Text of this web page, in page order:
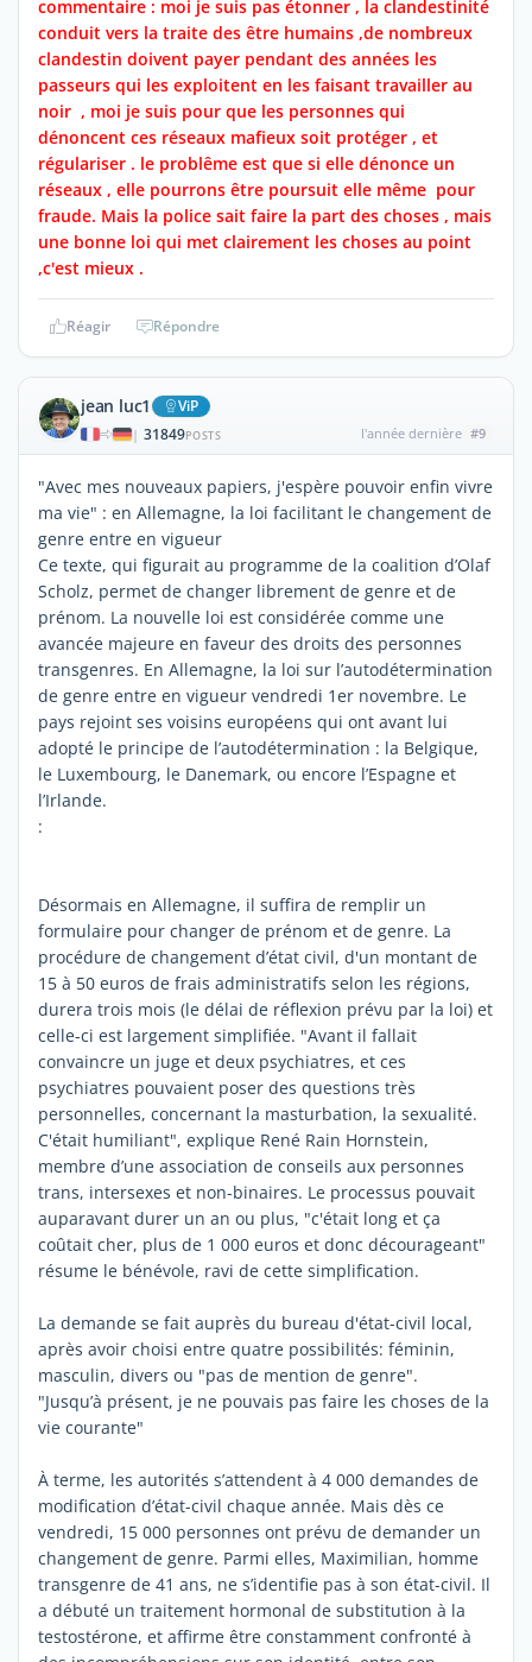
commentaire : moi je suis pas étonner , la clandestinité
conduit vers la traite des être humains ,de nombreux
clandestin doivent payer pendant des années les
passeurs qui les exploitent en les faisant travailler au
noir , moi je suis pour que les personnes qui
dénoncent ces réseaux mafieux soit protéger , et
régulariser . le problême est que si elle dénonce un
réseaux , elle pourrons être poursuit elle même pour
fraude. Mais la police sait faire la part des choses , mais
une bonne loi qui met clairement les choses au point
,c'est mieux .
Réagir Répondre
jean luc1 ViP
| 31849POSTS l'année dernière #9
"Avec mes nouveaux papiers, j'espère pouvoir enfin vivre
ma vie" : en Allemagne, la loi facilitant le changement de
genre entre en vigueur
Ce texte, qui figurait au programme de la coalition d’Olaf
Scholz, permet de changer librement de genre et de
prénom. La nouvelle loi est considérée comme une
avancée majeure en faveur des droits des personnes
transgenres. En Allemagne, la loi sur l’autodétermination
de genre entre en vigueur vendredi 1er novembre. Le
pays rejoint ses voisins européens qui ont avant lui
adopté le principe de l’autodétermination : la Belgique,
le Luxembourg, le Danemark, ou encore l’Espagne et
l’Irlande.
:
Désormais en Allemagne, il suffira de remplir un
formulaire pour changer de prénom et de genre. La
procédure de changement d’état civil, d'un montant de
15 à 50 euros de frais administratifs selon les régions,
durera trois mois (le délai de réflexion prévu par la loi) et
celle-ci est largement simplifiée. "Avant il fallait
convaincre un juge et deux psychiatres, et ces
psychiatres pouvaient poser des questions très
personnelles, concernant la masturbation, la sexualité.
C'était humiliant", explique René Rain Hornstein,
membre d’une association de conseils aux personnes
trans, intersexes et non-binaires. Le processus pouvait
auparavant durer un an ou plus, "c'était long et ça
coûtait cher, plus de 1 000 euros et donc décourageant"
résume le bénévole, ravi de cette simplification.
La demande se fait auprès du bureau d'état-civil local,
après avoir choisi entre quatre possibilités: féminin,
masculin, divers ou "pas de mention de genre".
"Jusqu’à présent, je ne pouvais pas faire les choses de la
vie courante"
À terme, les autorités s’attendent à 4 000 demandes de
modification d’état-civil chaque année. Mais dès ce
vendredi, 15 000 personnes ont prévu de demander un
changement de genre. Parmi elles, Maximilian, homme
transgenre de 41 ans, ne s’identifie pas à son état-civil. Il
a débuté un traitement hormonal de substitution à la
testostérone, et affirme être constamment confronté à